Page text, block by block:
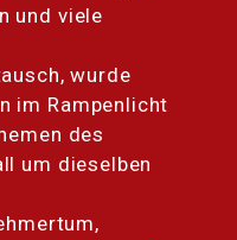
und viele
wurde
im Rampenlicht
des
um dieselben